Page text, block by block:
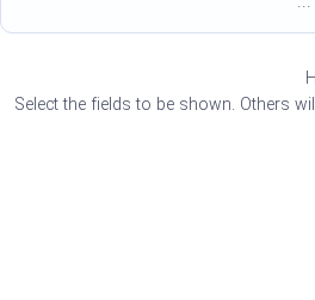
Select the fields to be shown. Others